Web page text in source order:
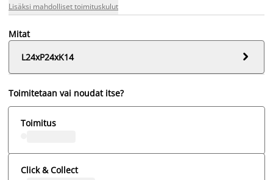
Lisäksi mahdolliset toimituskulut
Mitat
L24xP24xK14

Toimitetaan vai noudat itse?
Toimitus
Click & Collect